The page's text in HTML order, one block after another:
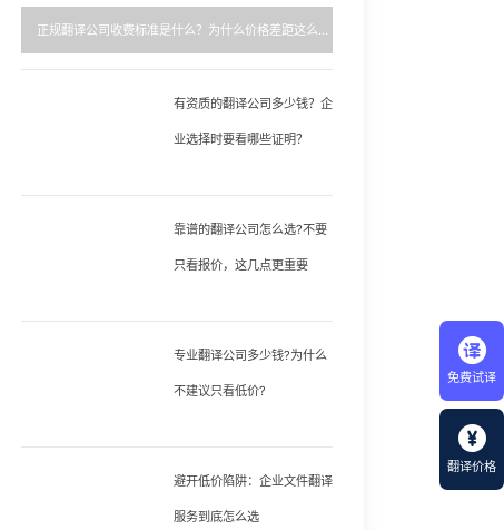
免费试译
翻译价格
正规翻译公司收费标准是什么？为什么价格差距这么大？
有资质的翻译公司多少钱？企
业选择时要看哪些证明？
靠谱的翻译公司怎么选?不要
只看报价，这几点更重要
专业翻译公司多少钱?为什么
不建议只看低价?
避开低价陷阱：企业文件翻译
服务到底怎么选